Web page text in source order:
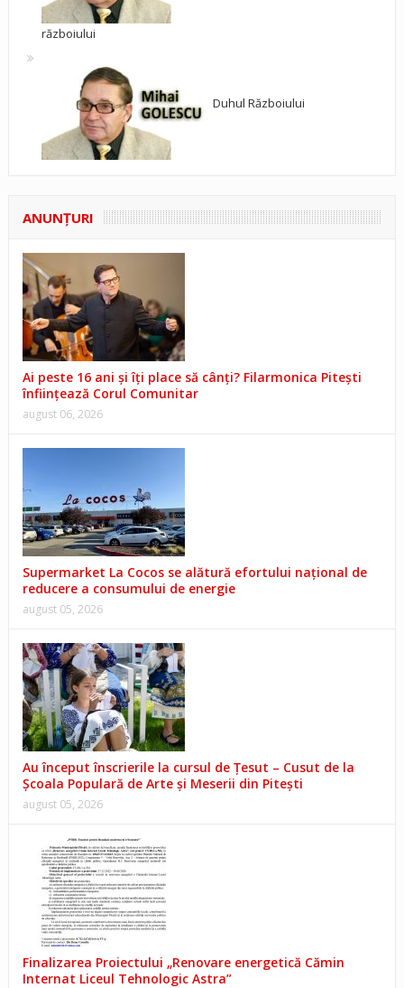
războiului
Duhul Războiului
ANUNŢURI
Ai peste 16 ani și îți place să cânți? Filarmonica Pitești
înființează Corul Comunitar
august 06, 2026
Supermarket La Cocos se alătură efortului național de
reducere a consumului de energie
august 05, 2026
Au început înscrierile la cursul de Țesut – Cusut de la
Școala Populară de Arte și Meserii din Pitești
august 05, 2026
Finalizarea Proiectului „Renovare energetică Cămin
Internat Liceul Tehnologic Astra”